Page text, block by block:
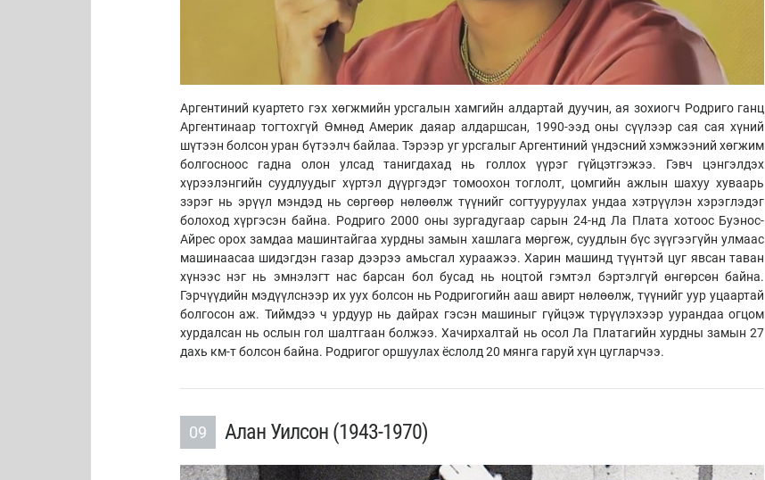
Аргентиний куартето гэх хөгжмийн урсгалын хамгийн алдартай дуучин, ая зохиогч Родриго ганц
Аргентинаар тогтохгүй Өмнөд Америк даяар алдаршсан, 1990-ээд оны сүүлээр сая сая хүний
шүтээн болсон уран бүтээлч байлаа. Тэрээр уг урсгалыг Аргентиний үндэсний хэмжээний хөгжим
болгосноос гадна олон улсад танигдахад нь голлох үүрэг гүйцэтгэжээ. Гэвч цэнгэлдэх
хүрээлэнгийн суудлуудыг хүртэл дүүргэдэг томоохон тоглолт, цомгийн ажлын шахуу хуваарь
зэрэг нь эрүүл мэндэд нь сөргөөр нөлөөлж түүнийг согтууруулах ундаа хэтрүүлэн хэрэглэдэг
болоход хүргэсэн байна. Родриго 2000 оны зургадугаар сарын 24-нд Ла Плата хотоос Буэнос-
Айрес орох замдаа машинтайгаа хурдны замын хашлага мөргөж, суудлын бүс зүүгээгүйн улмаас
машинаасаа шидэгдэн газар дээрээ амьсгал хураажээ. Харин машинд түүнтэй цуг явсан таван
хүнээс нэг нь эмнэлэгт нас барсан бол бусад нь ноцтой гэмтэл бэртэлгүй өнгөрсөн байна.
Гэрчүүдийн мэдүүлснээр их уух болсон нь Родригогийн ааш авирт нөлөөлж, түүнийг уур уцаартай
болгосон аж. Тиймдээ ч урдуур нь дайрах гэсэн машиныг гүйцэж түрүүлэхээр уурандаа огцом
хурдалсан нь ослын гол шалтгаан болжээ. Хачирхалтай нь осол Ла Платагийн хурдны замын 27
дахь км-т болсон байна. Родригог оршуулах ёслолд 20 мянга гаруй хүн цугларчээ.
09 Алан Уилсон (1943-1970)